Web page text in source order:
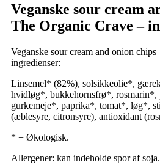
Veganske sour cream
The Organic Crave –
Veganske sour cream and onion
ingredienser:
Linsemel* (82%), solsikkeolie*,
hvidløg*, bukkehornsfrø*, rosmarin*,
gurkemeje*, paprika*, tomat*, løg*,
(æblesyre, citronsyre), antioxidant
* = Økologisk.
Allergener: kan indeholde spor af soja.